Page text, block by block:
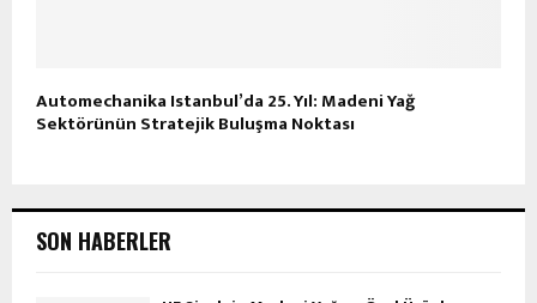
Automechanika Istanbul’da 25. Yıl: Madeni Yağ
Sektörünün Stratejik Buluşma Noktası
SON HABERLER